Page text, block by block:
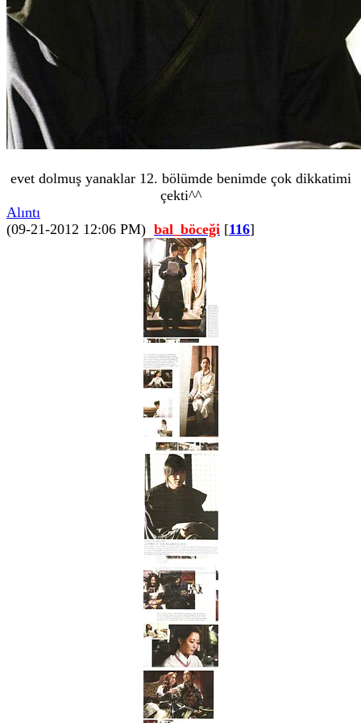
evet dolmuş yanaklar 12. bölümde benimde çok dikkatimi
çekti^^
Alıntı
(09-21-2012 12:06 PM) bal_böceği [116]